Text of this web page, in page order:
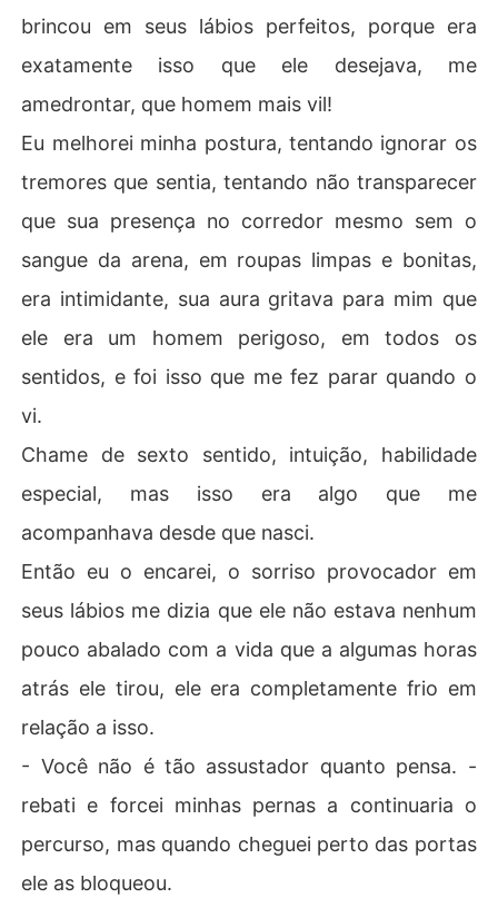
brincou em seus lábios perfeitos, porque era
exatamente isso que ele desejava, me
amedrontar, que homem mais vil!
Eu melhorei minha postura, tentando ignorar os
tremores que sentia, tentando não transparecer
que sua presença no corredor mesmo sem o
sangue da arena, em roupas limpas e bonitas,
era intimidante, sua aura gritava para mim que
ele era um homem perigoso, em todos os
sentidos, e foi isso que me fez parar quando o
vi.
Chame de sexto sentido, intuição, habilidade
especial, mas isso era algo que me
acompanhava desde que nasci.
Então eu o encarei, o sorriso provocador em
seus lábios me dizia que ele não estava nenhum
pouco abalado com a vida que a algumas horas
atrás ele tirou, ele era completamente frio em
relação a isso.
- Você não é tão assustador quanto pensa. -
rebati e forcei minhas pernas a continuaria o
percurso, mas quando cheguei perto das portas
ele as bloqueou.